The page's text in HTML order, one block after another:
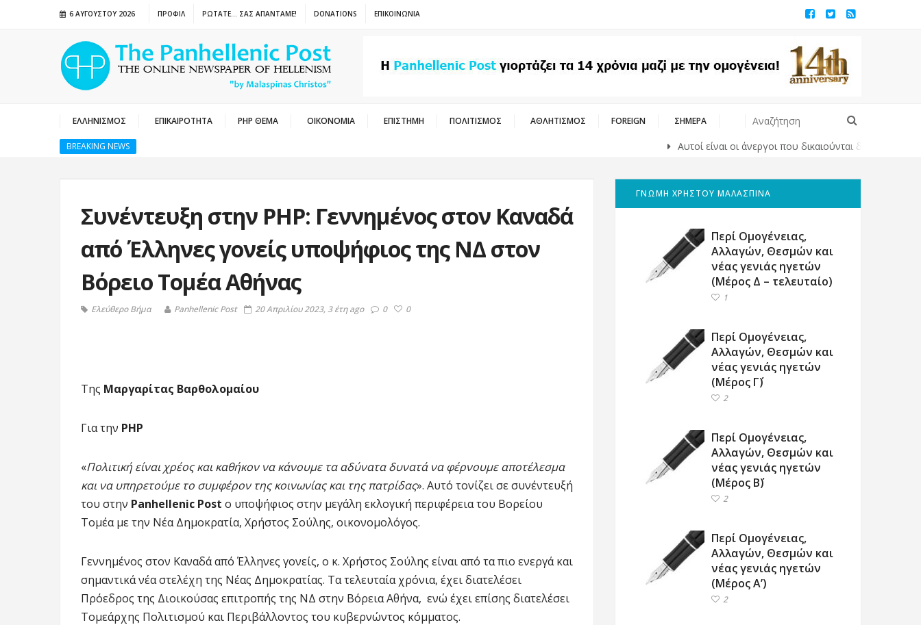
6 ΑΥΓΟΎΣΤΟΥ 2026 ΠΡΟΦΙΛ ΡΩΤΑΤΕ… ΣΑΣ ΑΠΑΝΤΑΜΕ! DONATIONS ΕΠΙΚΟΙΝΩΝΙΑ
ΕΛΛΗΝΙΣΜΟΣ ΕΠΙΚΑΙΡΟΤΗΤΑ PHP ΘΕΜΑ ΟΙΚΟΝΟΜΙΑ ΕΠΙΣΤΗΜΗ ΠΟΛΙΤΙΣΜΟΣ ΑΘΛΗΤΙΣΜΟΣ FOREIGN ΣΗΜΕΡΑ
BREAKING NEWS Αυτοί είναι οι άνεργοι που δικαιούνται δωρεάν ένσημα 5 έτων –
Συνέντευξη στην ΡΗΡ: Γεννημένος στον Καναδά
από Έλληνες γονείς υποψήφιος της ΝΔ στον
Βόρειο Τομέα Αθήνας
Ελεύθερο Βήμα Panhellenic Post 20 Απριλίου 2023, 3 έτη ago 0 0
Της Μαργαρίτας Βαρθολομαίου
Για την ΡΗΡ
«Πολιτική είναι χρέος και καθήκον να κάνουμε τα αδύνατα δυνατά να φέρνουμε αποτέλεσμα
και να υπηρετούμε το συμφέρον της κοινωνίας και της πατρίδας». Αυτό τονίζει σε συνέντευξή
του στην Panhellenic Post ο υποψήφιος στην μεγάλη εκλογική περιφέρεια του Βορείου
Τομέα με την Νέα Δημοκρατία, Χρήστος Σούλης, οικονομολόγος.
Γεννημένος στον Καναδά από Έλληνες γονείς, ο κ. Χρήστος Σούλης είναι από τα πιο ενεργά και
σημαντικά νέα στελέχη της Νέας Δημοκρατίας. Τα τελευταία χρόνια, έχει διατελέσει
Πρόεδρος της Διοικούσας επιτροπής της ΝΔ στην Βόρεια Αθήνα, ενώ έχει επίσης διατελέσει
Τομεάρχης Πολιτισμού και Περιβάλλοντος του κυβερνώντος κόμματος.
ΓΝΩΜΗ ΧΡΗΣΤΟΥ ΜΑΛΑΣΠΙΝΑ
Περί Ομογένειας,
Αλλαγών, Θεσμών και
νέας γενιάς ηγετών
(Μέρος Δ – τελευταίο)
1
Περί Ομογένειας,
Αλλαγών, Θεσμών και
νέας γενιάς ηγετών
(Μέρος Γ΄)
2
Περί Ομογένειας,
Αλλαγών, Θεσμών και
νέας γενιάς ηγετών
(Μέρος Β΄)
2
Περί Ομογένειας,
Αλλαγών, Θεσμών και
νέας γενιάς ηγετών
(Μέρος Α’)
2